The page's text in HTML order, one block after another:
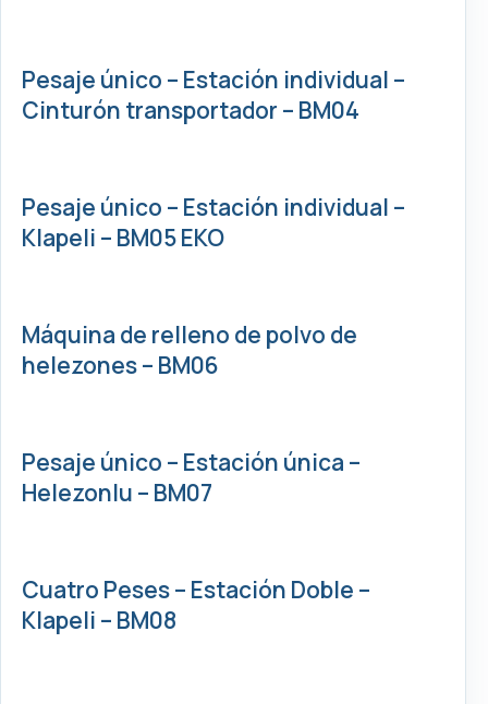
Pesaje único – Estación individual –
Cinturón transportador – BM04
Pesaje único – Estación individual –
Klapeli – BM05 EKO
Máquina de relleno de polvo de
helezones – BM06
Pesaje único – Estación única –
Helezonlu – BM07
Cuatro Peses – Estación Doble –
Klapeli – BM08